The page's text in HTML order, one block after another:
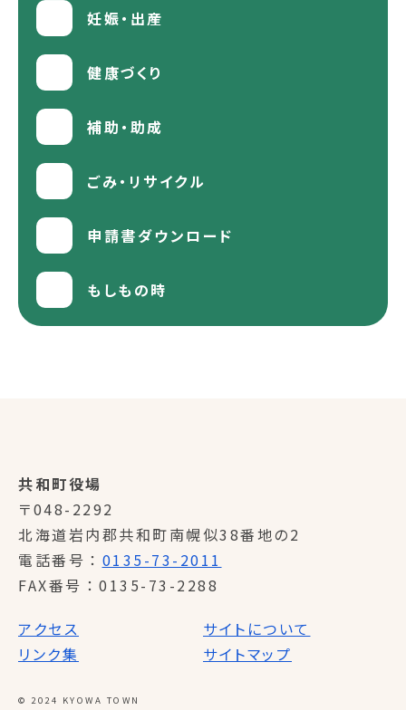
妊娠・出産
健康づくり
補助・助成
ごみ・リサイクル
申請書ダウンロード
もしもの時
共和町役場
〒048-2292
北海道岩内郡共和町南幌似38番地の2
電話番号
0135-73-2011
FAX番号
0135-73-2288
アクセス
サイトについて
リンク集
サイトマップ
© 2024 KYOWA TOWN